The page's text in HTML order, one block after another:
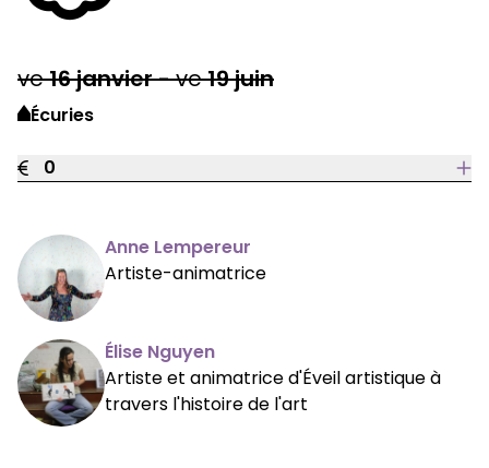
ve16janvier-ve19juin
Écuries
0
Anne Lempereur
Artiste-animatrice
Élise Nguyen
Artiste et animatrice d'Éveil artistique à
travers l'histoire de l'art